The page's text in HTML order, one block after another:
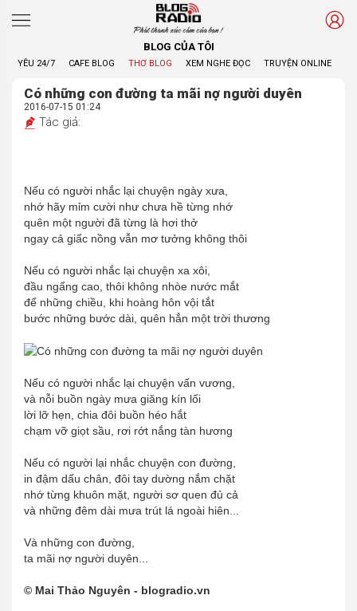
Phát thanh xúc cảm của bạn !
BLOG CỦA TÔI
YÊU 24/7 CAFE BLOG THƠ BLOG XEM NGHE ĐỌC TRUYỆN ONLINE
Có những con đường ta mãi nợ người duyên
2016-07-15 01:24
Tác giả:
Nếu có người nhắc lại chuyện ngày xưa,
nhớ hãy mỉm cười như chưa hề từng nhớ
quên một người đã từng là hơi thở
ngay cả giấc nồng vẫn mơ tưởng không thôi
Nếu có người nhắc lại chuyện xa xôi,
đầu ngẩng cao, thôi không nhòe nước mắt
để những chiều, khi hoàng hôn vội tắt
bước những bước dài, quên hẳn một trời thương
Nếu có người nhắc lại chuyện vấn vương,
và nỗi buồn ngày mưa giăng kín lối
lời lỡ hẹn, chia đôi buồn héo hắt
chạm vỡ giọt sầu, rơi rớt nắng tàn hương
Nếu có người lại nhắc chuyện con đường,
in đậm dấu chân, đôi tay dường nắm chặt
nhớ từng khuôn mặt, người sơ quen đủ cả
và những đêm dài mưa trút lá ngoài hiên...
Và những con đường,
ta mãi nợ người duyên...
© Mai Thảo Nguyên - blogradio.vn